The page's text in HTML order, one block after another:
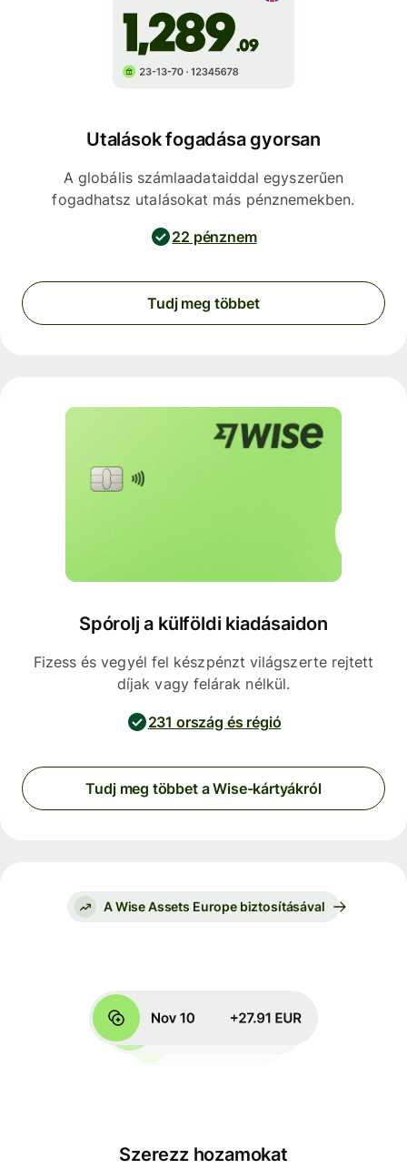
Utalások fogadása gyorsan
A globális számlaadataiddal egyszerűen
fogadhatsz utalásokat más pénznemekben.
22 pénznem
Tudj meg többet
Spórolj a külföldi kiadásaidon
Fizess és vegyél fel készpénzt világszerte rejtett
díjak vagy felárak nélkül.
231 ország és régió
Tudj meg többet a Wise-kártyákról
A Wise Assets Europe biztosításával
Szerezz hozamokat